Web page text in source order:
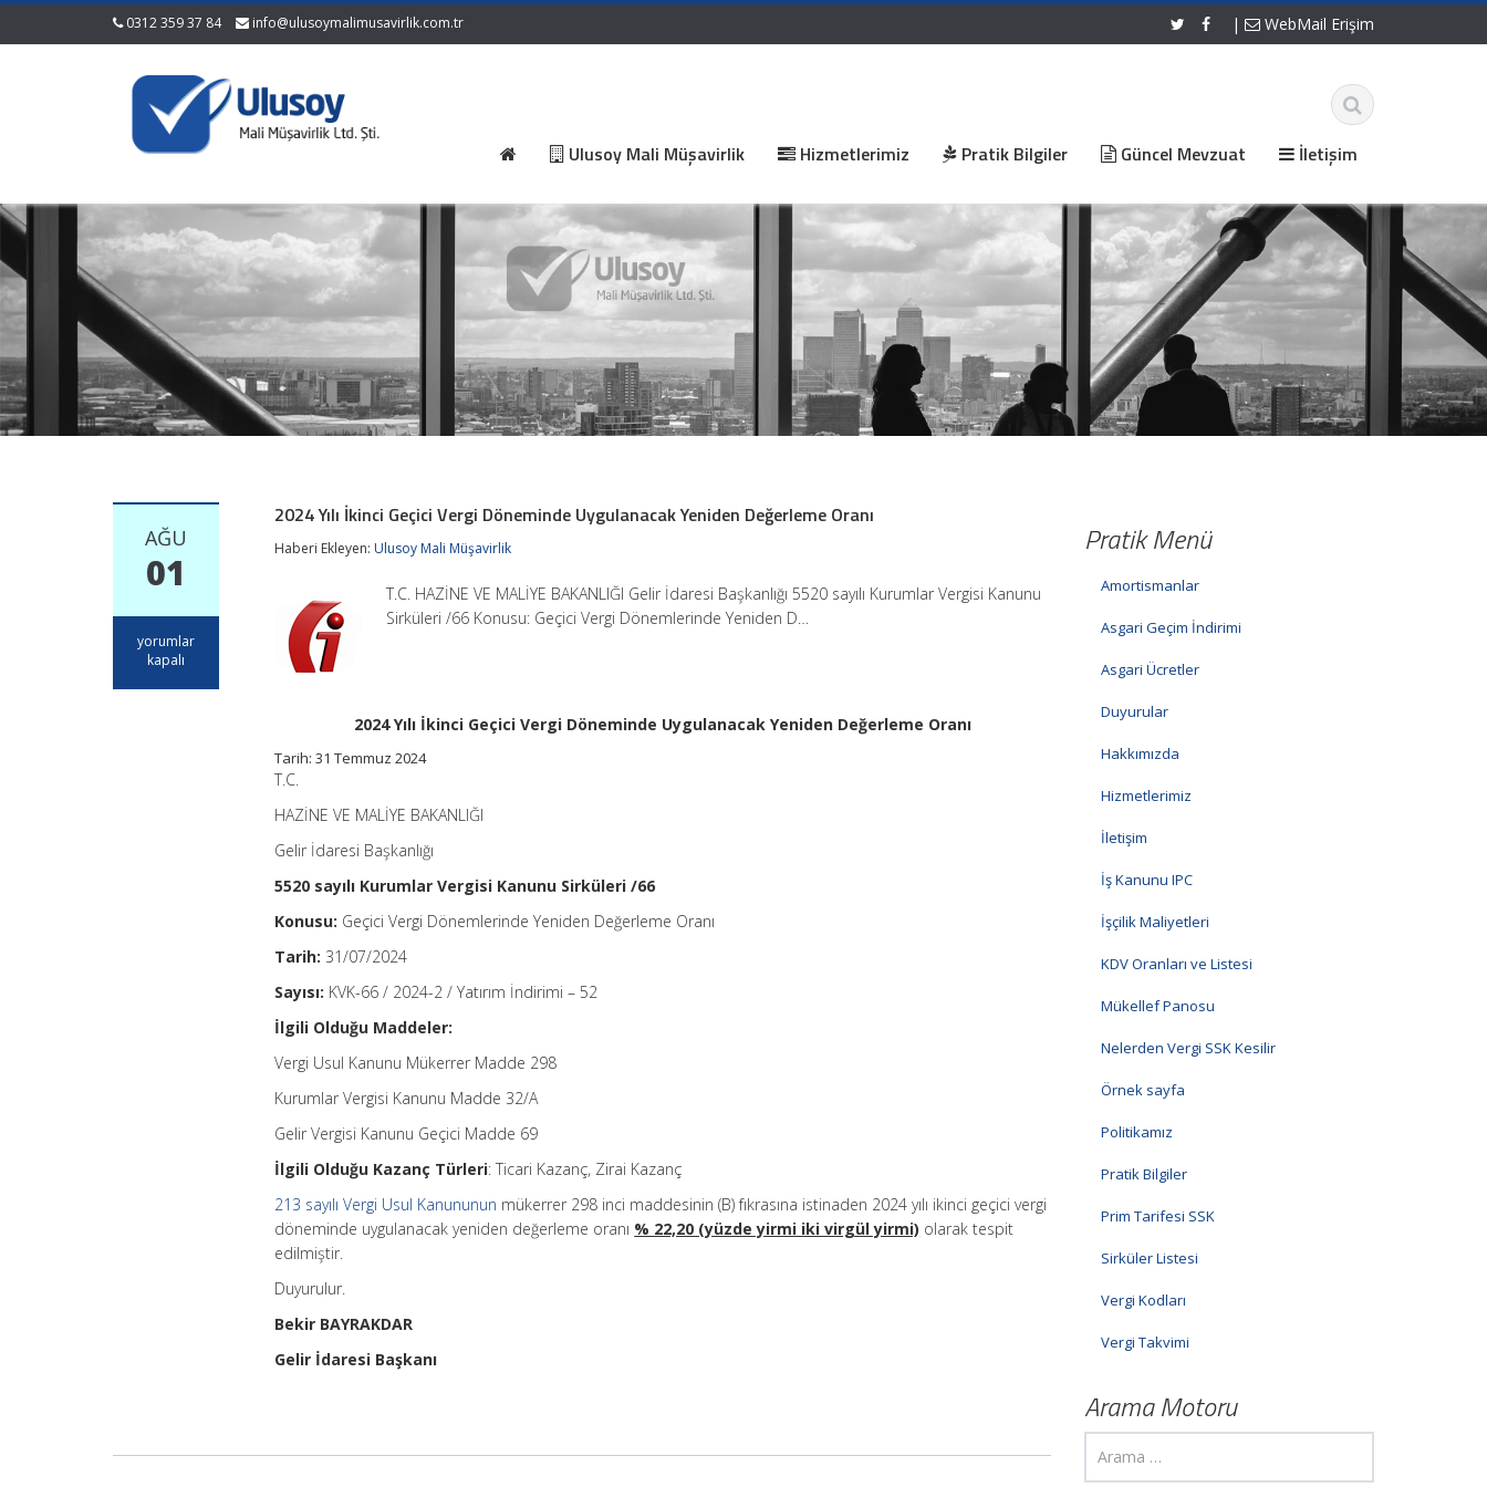
0312 359 37 84 info@ulusoymalimusavirlik.com.tr | WebMail Erişim
Ulusoy Mali Müşavirlik Hizmetlerimiz Pratik Bilgiler Güncel Mevzuat İletişim
AĞU
01
2024
Yılı
yorumlar
kapalı
2024 Yılı İkinci Geçici Vergi Döneminde Uygulanacak Yeniden Değerleme Oranı
Haberi Ekleyen: Ulusoy Mali Müşavirlik
T.C. HAZİNE VE MALİYE BAKANLIĞI Gelir İdaresi Başkanlığı 5520 sayılı Kurumlar Vergisi Kanunu
Sirküleri /66 Konusu: Geçici Vergi Dönemlerinde Yeniden D…
2024 Yılı İkinci Geçici Vergi Döneminde Uygulanacak Yeniden Değerleme Oranı
Tarih: 31 Temmuz 2024
T.C.
HAZİNE VE MALİYE BAKANLIĞI
Gelir İdaresi Başkanlığı
5520 sayılı Kurumlar Vergisi Kanunu Sirküleri /66
Konusu: Geçici Vergi Dönemlerinde Yeniden Değerleme Oranı
Tarih: 31/07/2024
Sayısı: KVK-66 / 2024-2 / Yatırım İndirimi – 52
İlgili Olduğu Maddeler:
Vergi Usul Kanunu Mükerrer Madde 298
Kurumlar Vergisi Kanunu Madde 32/A
Gelir Vergisi Kanunu Geçici Madde 69
İlgili Olduğu Kazanç Türleri: Ticari Kazanç, Zirai Kazanç
213 sayılı Vergi Usul Kanununun mükerrer 298 inci maddesinin (B) fıkrasına istinaden 2024 yılı ikinci geçici vergi
döneminde uygulanacak yeniden değerleme oranı % 22,20 (yüzde yirmi iki virgül yirmi) olarak tespit
edilmiştir.
Duyurulur.
Bekir BAYRAKDAR
Gelir İdaresi Başkanı
Pratik Menü
Amortismanlar
Asgari Geçim İndirimi
Asgari Ücretler
Duyurular
Hakkımızda
Hizmetlerimiz
İletişim
İş Kanunu IPC
İşçilik Maliyetleri
KDV Oranları ve Listesi
Mükellef Panosu
Nelerden Vergi SSK Kesilir
Örnek sayfa
Politikamız
Pratik Bilgiler
Prim Tarifesi SSK
Sirküler Listesi
Vergi Kodları
Vergi Takvimi
Arama Motoru